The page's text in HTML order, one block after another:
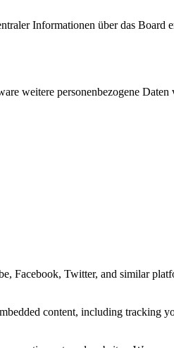
Informationen über das Board
weitere personenbezogene
Facebook, Twitter, and similar
content, including tracking